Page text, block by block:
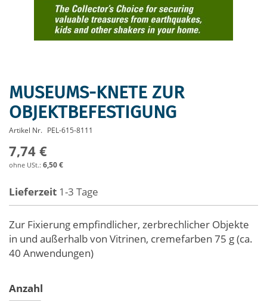
Zum
Anfang
der
Bildergalerie
springen
MUSEUMS-KNETE ZUR
OBJEKTBEFESTIGUNG
Artikel Nr. PEL-615-8111
7,74 €
6,50 €
Lieferzeit 1-3 Tage
Zur Fixierung empfindlicher, zerbrechlicher Objekte
in und außerhalb von Vitrinen, cremefarben 75 g (ca.
40 Anwendungen)
Anzahl